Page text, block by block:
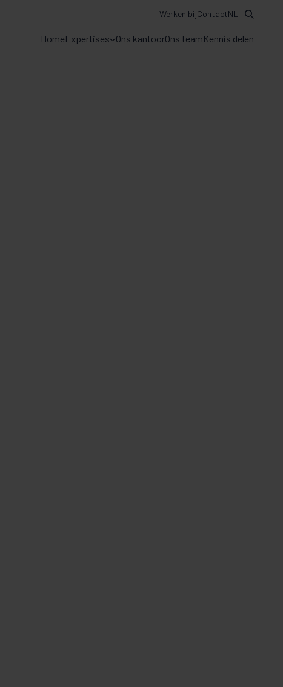
HomeExpertises Ons kantoorOns teamKennis delen
Werken bijContactNL